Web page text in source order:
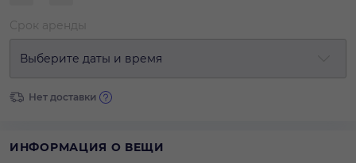
Срок аренды
Выберите даты и время
Нет доставки
ИНФОРМАЦИЯ О ВЕЩИ